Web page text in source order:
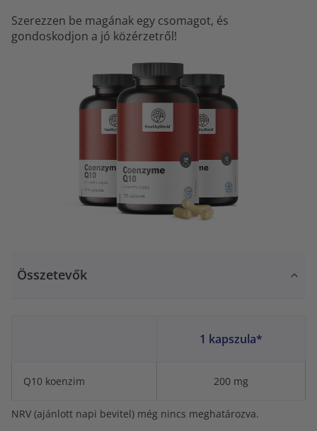
Szerezzen be magának egy csomagot, és
gondoskodjon a jó közérzetről!
Összetevők
1 kapszula*
Q10 koenzim 200 mg
NRV (ajánlott napi bevitel) még nincs meghatározva.